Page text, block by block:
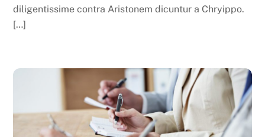
diligentissime contra Aristonem dicuntur a Chryippo.
[…]